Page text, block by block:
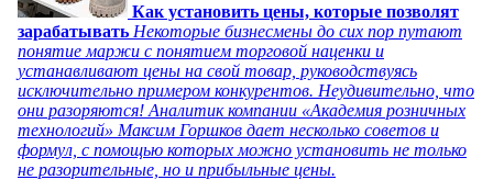
Как установить цены, которые позволят
зарабатывать Некоторые бизнесмены до сих пор путают
понятие маржи с понятием торговой наценки и
устанавливают цены на свой товар, руководствуясь
исключительно примером конкурентов. Неудивительно, что
они разоряются! Аналитик компании «Академия розничных
технологий» Максим Горшков дает несколько советов и
формул, с помощью которых можно установить не только
не разорительные, но и прибыльные цены.